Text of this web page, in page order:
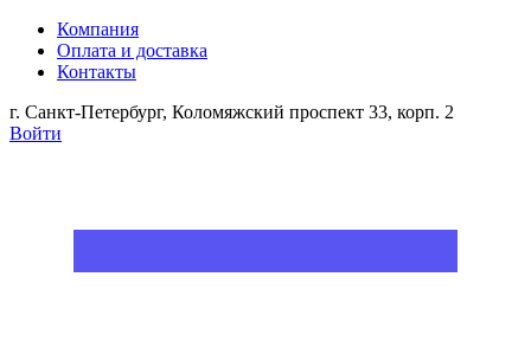
Компания
Оплата и доставка
Контакты
г. Санкт-Петербург, Коломяжский проспект 33, корп. 2
Войти